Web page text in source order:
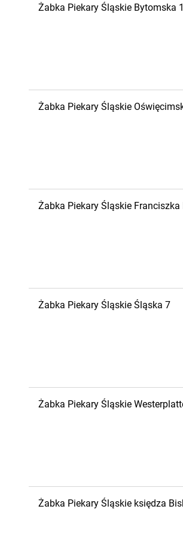
Żabka Piekary Śląskie Bytomska
Żabka Piekary Śląskie
Żabka Piekary Śląskie
Żabka Piekary Śląskie Śląska 7
Żabka Piekary Śląskie
Żabka Piekary Śląskie księdza